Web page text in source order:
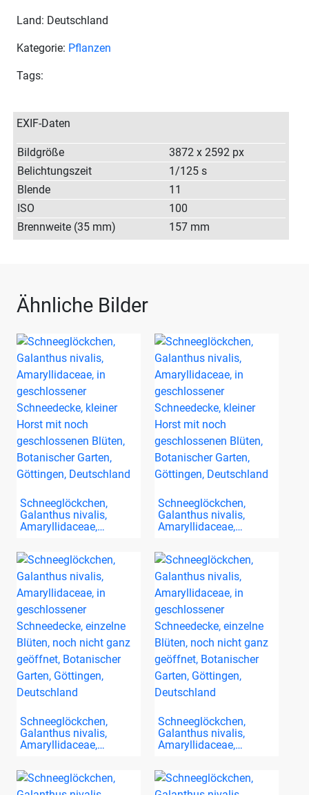
Land: Deutschland
Kategorie: Pflanzen
Tags:
EXIF-Daten
Bildgröße
3872 x 2592 px
Belichtungszeit
1/125 s
Blende
11
ISO
100
Brennweite (35 mm)
157 mm
Ähnliche Bilder
Schneeglöckchen,
Galanthus nivalis,
Amaryllidaceae,…
Schneeglöckchen,
Galanthus nivalis,
Amaryllidaceae,…
Schneeglöckchen,
Galanthus nivalis,
Amaryllidaceae,…
Schneeglöckchen,
Galanthus nivalis,
Amaryllidaceae,…